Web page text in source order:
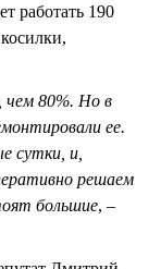
работать 190
чем 80%. Но в
ее.
сутки, и,
решаем
большие, –